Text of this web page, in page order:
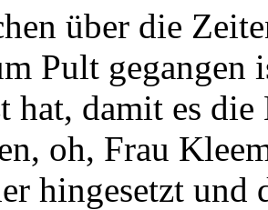
über die
Pult gegangen
hat, damit es
oh, Frau
hingesetzt und